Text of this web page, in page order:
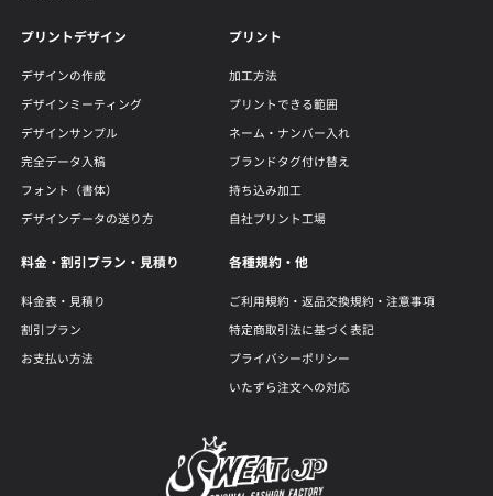
プリントデザイン
デザインの作成
デザインミーティング
デザインサンプル
完全データ入稿
フォント（書体）
デザインデータの送り方
プリント
加工方法
プリントできる範囲
ネーム・ナンバー入れ
ブランドタグ付け替え
持ち込み加工
自社プリント工場
料金・割引プラン・見積り
料金表・見積り
割引プラン
お支払い方法
各種規約・他
ご利用規約・返品交換規約・注意事項
特定商取引法に基づく表記
プライバシーポリシー
いたずら注文への対応